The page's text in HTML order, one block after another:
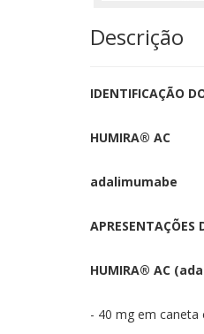
Descrição
IDENTIFICAÇÃO
HUMIRA® AC
adalimumabe
APRESENTAÇÕES
HUMIRA® AC
- 40 mg em